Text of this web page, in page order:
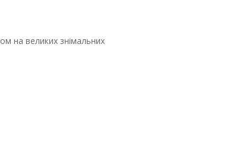
на великих знімальних